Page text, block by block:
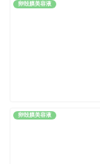
卵殻膜美容液
卵殻膜美容液